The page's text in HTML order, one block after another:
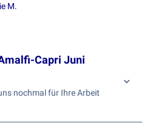
M.
Capri Juni
nochmal für Ihre Arbeit